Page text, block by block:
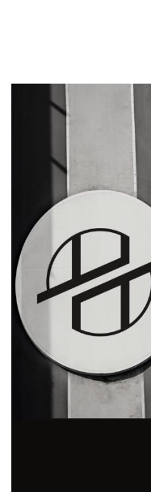
BEYOND BRAND
วิเคราะห์ วางกลยุทธ์ เพื่อ
ออกแบบแบรนด์ดิ้ง โลโก้
ให้ สวยคม ชนะ แข็งแรง
วิเคราะห์และออกแบบด้
DESIGN
ออกแบบ Brandmark
ออกแบบโลโก้
ออกแบบบรรจุภัณฑ์
ให้คำปรึกษาด้านกลยุทธ์